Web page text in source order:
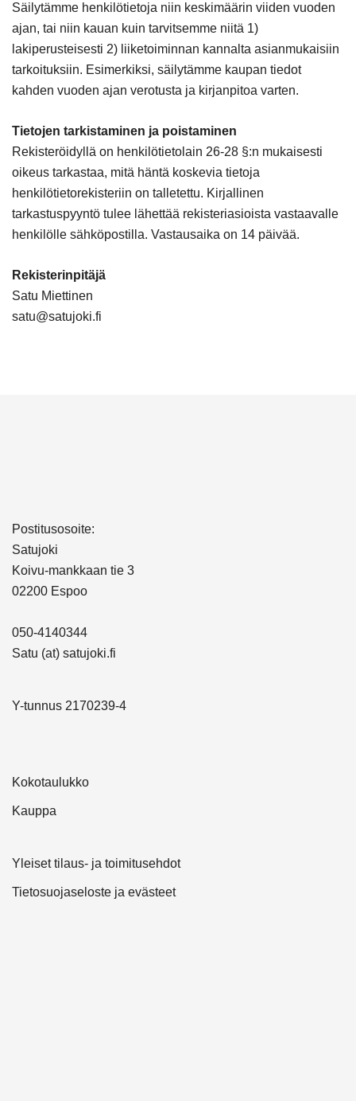
Säilytämme henkilötietoja niin keskimäärin viiden vuoden
ajan, tai niin kauan kuin tarvitsemme niitä 1)
lakiperusteisesti 2) liiketoiminnan kannalta asianmukaisiin
tarkoituksiin. Esimerkiksi, säilytämme kaupan tiedot
kahden vuoden ajan verotusta ja kirjanpitoa varten.
Tietojen tarkistaminen ja poistaminen
Rekisteröidyllä on henkilötietolain 26-28 §:n mukaisesti
oikeus tarkastaa, mitä häntä koskevia tietoja
henkilötietorekisteriin on talletettu. Kirjallinen
tarkastuspyyntö tulee lähettää rekisteriasioista vastaavalle
henkilölle sähköpostilla. Vastausaika on 14 päivää.
Rekisterinpitäjä
Satu Miettinen
satu@satujoki.fi
Postitusosoite:
Satujoki
Koivu-mankkaan tie 3
02200 Espoo
050-4140344
Satu (at) satujoki.fi
Y-tunnus 2170239-4
Kokotaulukko
Kauppa
Yleiset tilaus- ja toimitusehdot
Tietosuojaseloste ja evästeet